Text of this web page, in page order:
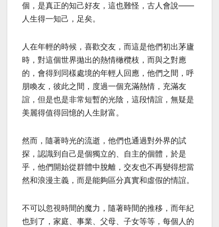
個，是真正的知己好友，這也難怪，古人會說——
人生得一知己，足矣。
人在年輕的時候，喜歡交友，而這是他們初出茅廬
時，對這個世界拋出的熱情橄欖枝，而與之對應
的，會得到同樣處境的年輕人回應，他們之間，呼
朋喚友，彼此之間，度過一個充滿熱情，充滿友
誼，但是也是非常短暫的光陰，這段情誼，無疑是
美麗得值得回憶的人生財富。
然而，隨著時光的流逝，他們也通過對外界的試
探，認識到自己是個獨立的、自主的個體，於是
乎，他們開始從群體中脫離，交友也不再變得想當
然和浪漫主義，而是能夠區分真實和虛假的情誼。
不可以忽視時間的魔力，隨著時間的推移，而年紀
也到了，家庭、事業、父母、子女等等，每個人的